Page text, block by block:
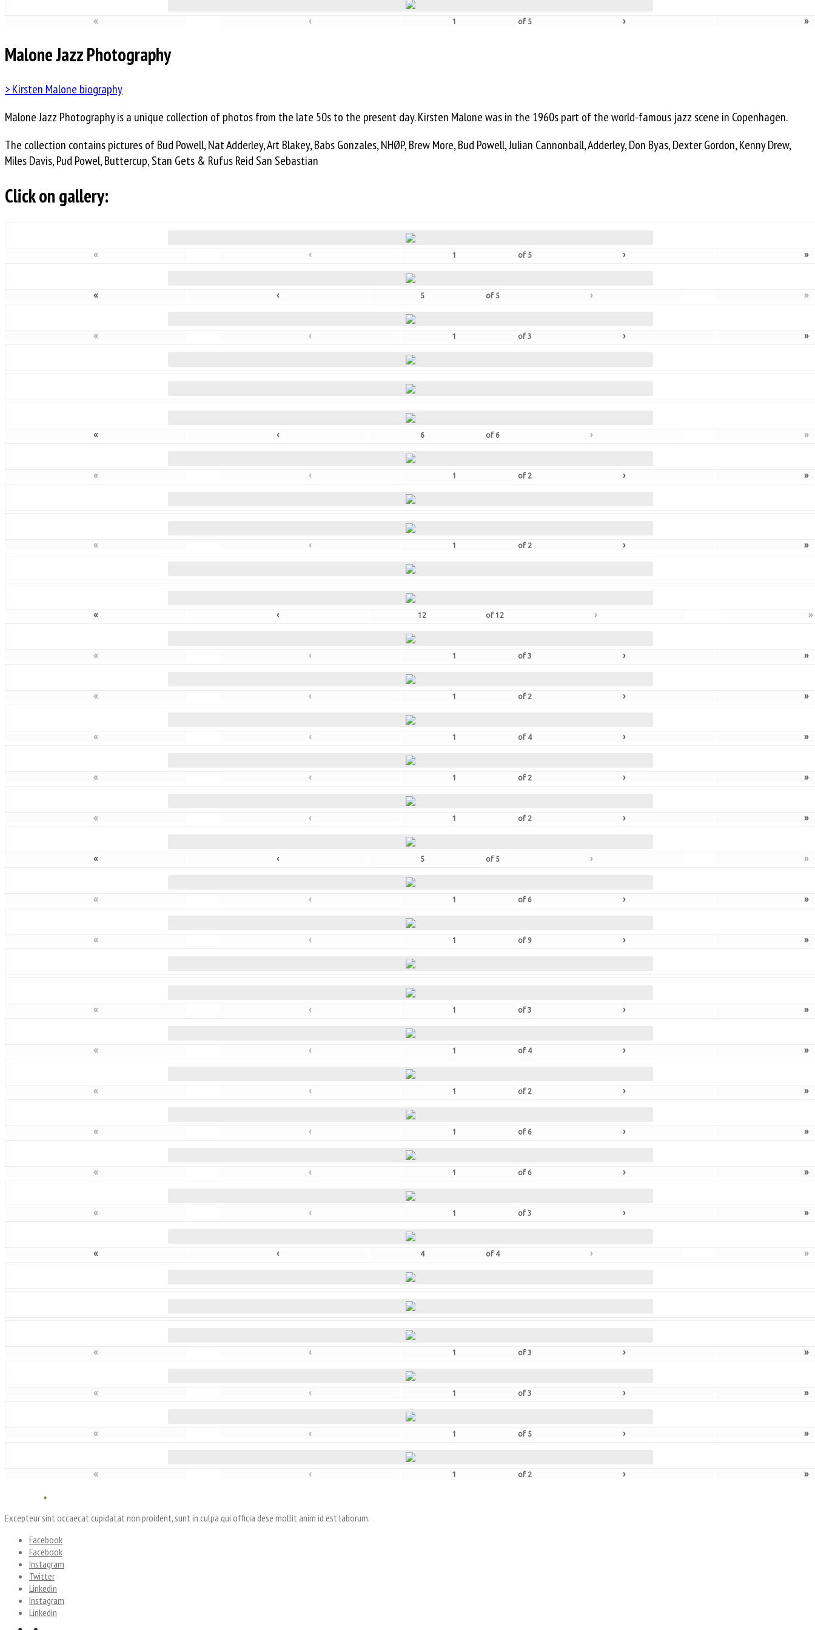
« ‹ of 5 › »
Malone Jazz Photography
> Kirsten Malone biography
Malone Jazz Photography is a unique collection of photos from the late 50s to the present day. Kirsten Malone was in the 1960s part of the world-famous jazz scene in Copenhagen.
The collection contains pictures of Bud Powell, Nat Adderley, Art Blakey, Babs Gonzales, NHØP, Brew More, Bud Powell, Julian Cannonball, Adderley, Don Byas, Dexter Gordon, Kenny Drew,
Miles Davis, Pud Powel, Buttercup, Stan Gets & Rufus Reid San Sebastian
Click on gallery:
« ‹ of 5 › »
« ‹ of 5 › »
« ‹ of3 › »
« ‹ of 6 › »
« ‹ of 2 › »
« ‹ of 2 › »
« ‹ of12 › »
« ‹ of3 › »
« ‹ of 2 › »
« ‹ of 4 › »
« ‹ of 2 › »
« ‹ of 2 › »
« ‹ of 5 › »
« ‹ of 6 › »
« ‹ of 9 › »
« ‹ of3 › »
« ‹ of 4 › »
« ‹ of 2 › »
« ‹ of 6 › »
« ‹ of 6 › »
« ‹ of3 › »
« ‹ of 4 › »
« ‹ of3 › »
« ‹ of3 › »
« ‹ of 5 › »
« ‹ of 2 › »
Excepteur sint occaecat cupidatat non proident, sunt in culpa qui officia dese mollit anim id est laborum.
Facebook
Facebook
Instagram
Twitter
Linkedin
Instagram
Linkedin